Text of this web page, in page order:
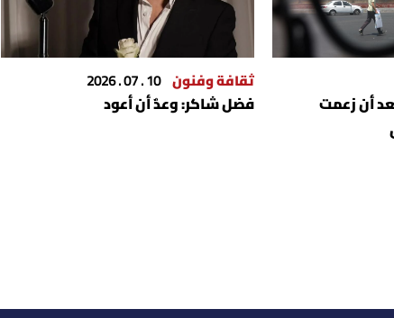
أن زعمت
ثقافة وفنون 10 . 07 . 2026
فضل شاكر: وعدٌ أن أعود